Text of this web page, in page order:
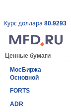
Курс доллара 80.9293
Ценные бумаги
МосБиржа
Основной
FORTS
ADR